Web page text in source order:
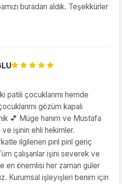
buradan aldık. Teşekkürler
patili çocuklarımı hemde
gözüm kapalı
💕 Müge hanım ve Mustafa
ve işinin ehli hekimler.
ilgilenen pırıl pırıl genç
çalışanlar işini severek ve
en önemlisi her zaman güler
Kurumsal işleyişleri benim için